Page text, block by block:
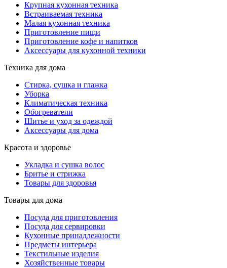
Крупная кухонная техника
Встраиваемая техника
Малая кухонная техника
Приготовление пищи
Приготовление кофе и напитков
Аксессуары для кухонной техники
Техника для дома
Стирка, сушка и глажка
Уборка
Климатическая техника
Обогреватели
Шитье и уход за одеждой
Аксессуары для дома
Красота и здоровье
Укладка и сушка волос
Бритье и стрижка
Товары для здоровья
Товары для дома
Посуда для приготовления
Посуда для сервировки
Кухонные принадлежности
Предметы интерьера
Текстильные изделия
Хозяйственные товары